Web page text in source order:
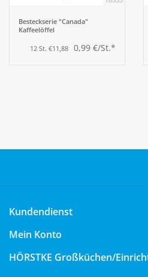
Besteckserie "Canada"
Kaffeelöffel
12 St. €11,88 0,99 €/St.*
Kundendienst
Mein Konto
HÖRSTKE Großküchen/